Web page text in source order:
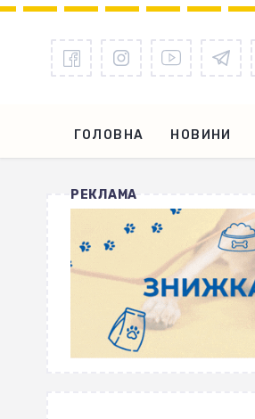
ГОЛОВНА НОВИНИ
РЕКЛАМА